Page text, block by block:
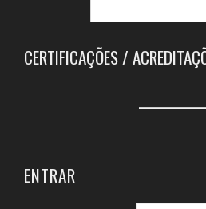
CERTIFICAÇÕES /
ENTRAR